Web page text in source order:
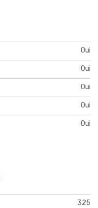
Oui
Oui
Oui
Oui
Oui
325